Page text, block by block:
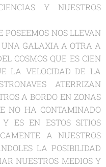
Y NUESTROS
POSEEMOS NOS LLEVAN
UNA GALAXIA A OTRA A
COSMOS QUE ES CIEN
LA VELOCIDAD DE LA
ATERRIZAN
A BORDO EN ZONAS
NO HA CONTAMINADO
Y ES EN ESTOS SITIOS
A NUESTROS
LA POSIBILIDAD
NUESTROS MEDIOS Y